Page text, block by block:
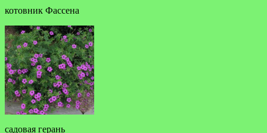
котовник Фассена
садовая герань